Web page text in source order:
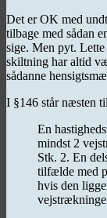
Det er OK med
tilbage med sådan
sige. Men pyt.
skiltning har altid
sådanne
I §146 står næsten
En
mindst 2
Stk. 2. En
tilfælde med
hvis den